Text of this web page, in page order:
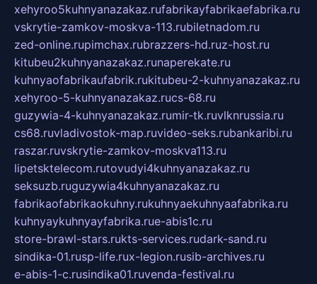
xehyroo5kuhnyanazakaz.rufabrikayfabrikaefabrika.ru
vskrytie-zamkov-moskva-113.rubiletnadom.ru
zed-online.rupimchax.rubrazzers-hd.ruz-host.ru
kitubeu2kuhnyanazakaz.runaperekate.ru
kuhnyaofabrikaufabrik.rukitubeu-2-kuhnyanazakaz.ru
xehyroo-5-kuhnyanazakaz.rucs-68.ru
guzywia-4-kuhnyanazakaz.rumir-tk.ruvlknrussia.ru
cs68.ruvladivostok-map.ruvideo-seks.rubankaribi.ru
raszar.ruvskrytie-zamkov-moskva113.ru
lipetsktelecom.rutovudyi4kuhnyanazakaz.ru
seksuzb.ruguzywia4kuhnyanazakaz.ru
fabrikaofabrikaokuhny.rukuhnyaekuhnyaafabrika.ru
kuhnyaykuhnyayfabrika.rue-abis1c.ru
store-brawl-stars.rukts-services.rudark-sand.ru
sindika-01.rusp-life.rux-legion.rusib-archives.ru
e-abis-1-c.rusindika01.ruvenda-festival.ru